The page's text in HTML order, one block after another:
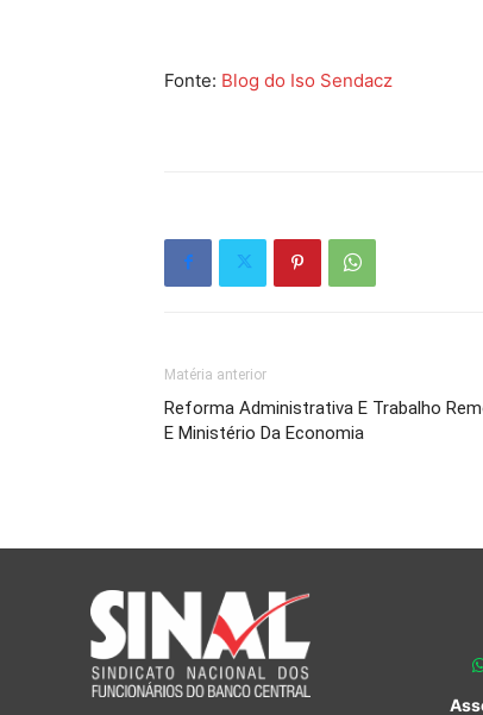
Fonte: Blog do Iso Sendacz
Matéria anterior
Reforma Administrativa E Trabalho
E Ministério Da Economia